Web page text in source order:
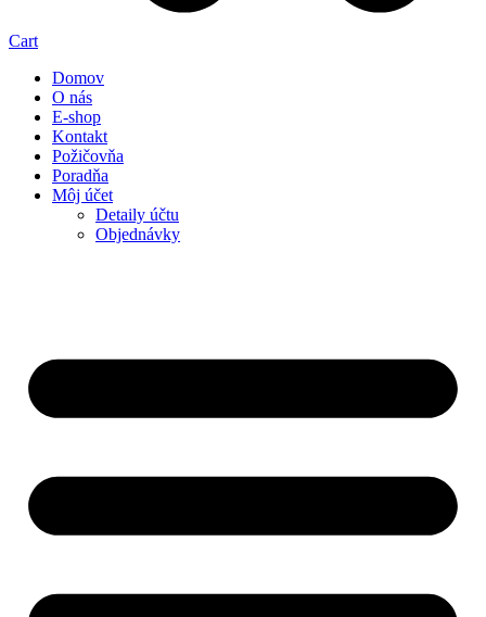
Cart
Domov
O nás
E-shop
Kontakt
Požičovňa
Poradňa
Môj účet
Detaily účtu
Objednávky